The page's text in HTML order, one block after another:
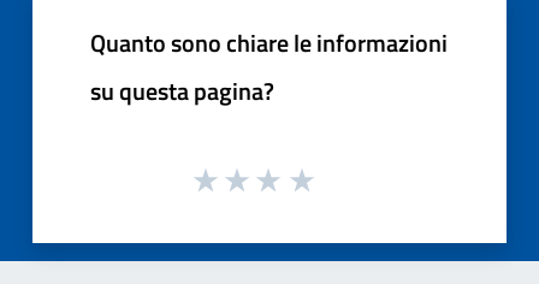
Quanto sono chiare le informazioni
su questa pagina?